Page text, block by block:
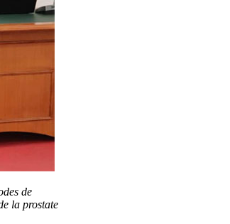
de
la prostate